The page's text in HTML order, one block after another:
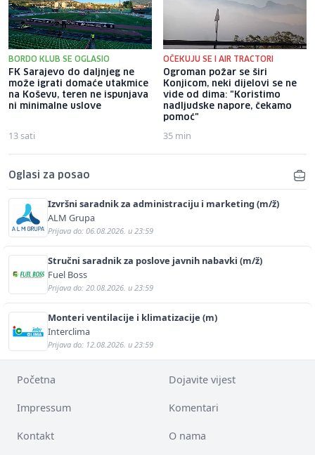
BORDO KLUB SE OGLASIO
FK Sarajevo do daljnjeg ne
može igrati domaće utakmice
na Koševu, teren ne ispunjava
ni minimalne uslove
13 sati
OČEKUJU SE I AIR TRACTORI
Ogroman požar se širi
Konjicom, neki dijelovi se ne
vide od dima: "Koristimo
nadljudske napore, čekamo
pomoć"
35 min
Oglasi za posao
Izvršni saradnik za administraciju i marketing (m/ž)
ALM Grupa
Prijava do: 06.08.2026. u 23:59
Stručni saradnik za poslove javnih nabavki (m/ž)
Fuel Boss
Prijava do: 20.08.2026. u 23:59
Monteri ventilacije i klimatizacije (m)
Interclima
Prijava do: 12.08.2026. u 23:59
Početna Dojavite vijest
Impressum Komentari
Kontakt O nama